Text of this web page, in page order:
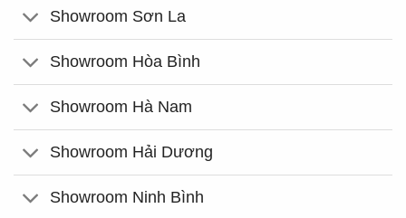
Showroom Sơn La
Showroom Hòa Bình
Showroom Hà Nam
Showroom Hải Dương
Showroom Ninh Bình